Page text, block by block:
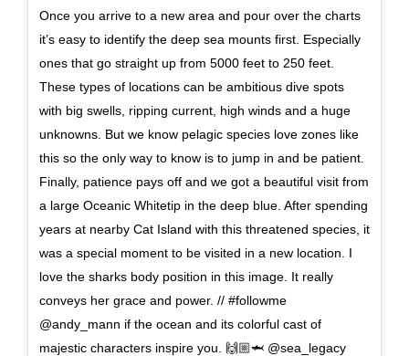
Once you arrive to a new area and pour over the charts
it’s easy to identify the deep sea mounts first. Especially
ones that go straight up from 5000 feet to 250 feet.
These types of locations can be ambitious dive spots
with big swells, ripping current, high winds and a huge
unknowns. But we know pelagic species love zones like
this so the only way to know is to jump in and be patient.
Finally, patience pays off and we got a beautiful visit from
a large Oceanic Whitetip in the deep blue. After spending
years at nearby Cat Island with this threatened species, it
was a special moment to be visited in a new location. I
love the sharks body position in this image. It really
conveys her grace and power. // #followme
@andy_mann if the ocean and its colorful cast of
majestic characters inspire you. 🙌🏼🦈 @sea_legacy